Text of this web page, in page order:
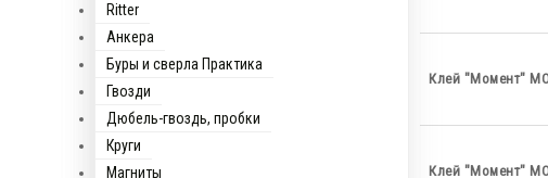
Клей "Момент"
Клей "Момент"
Ritter
Анкера
Буры и сверла Практика
Гвозди
Дюбель-гвоздь, пробки
Круги
Магниты